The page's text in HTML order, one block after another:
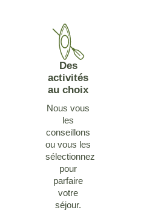
Des
activités
au choix
Nous vous
les
conseillons
ou vous les
sélectionnez
pour
parfaire
votre
séjour.